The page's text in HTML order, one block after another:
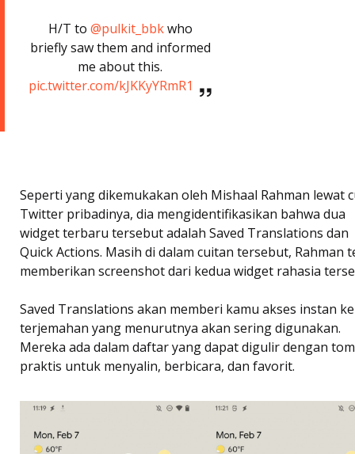
H/T to @pulkit_bbkwho
briefly saw them and informed
me about this.
pic.twitter.com/kJKKyYRmR1
Seperti yang dikemukakan oleh Mishaal Rahman lewat
Twitter pribadinya, dia mengidentifikasikan bahwa dua
widget terbaru tersebut adalah Saved Translations dan
Quick Actions. Masih di dalam cuitan tersebut, Rahman
memberikan screenshot dari kedua widget rahasia
Saved Translations akan memberi kamu akses instan ke
terjemahan yang menurutnya akan sering digunakan.
Mereka ada dalam daftar yang dapat digulir dengan
praktis untuk menyalin, berbicara, dan favorit.